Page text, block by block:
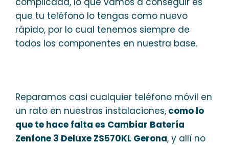
que tu teléfono lo tengas como nuevo
rápido, por lo cual tenemos siempre de
todos los componentes en nuestra base.
Reparamos casi cualquier teléfono móvil en
un rato en nuestras instalaciones, como lo
que te hace falta es Cambiar Batería
Zenfone 3 Deluxe ZS570KL Gerona, y allí no